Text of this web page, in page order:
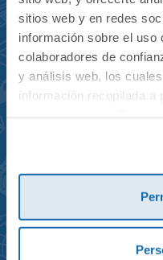
sitios web y en redes
información sobre el uso
colaboradores de
y análisis web, los
información recopilada a